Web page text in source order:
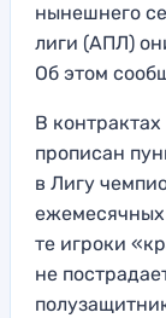
нынешнего
лиги (АПЛ)
Об этом
В
прописан
в Лигу
ежемесячных
те игроки
не